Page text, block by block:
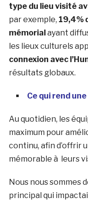
type du lieu visité
par exemple, 19,4%
mémorial ayant
les lieux culturels
connexion avec
résultats globaux.
Ce qui rend
Au quotidien, les
maximum pour
continu, afin d’offrir
mémorable à leurs
Nous nous sommes
principal qui